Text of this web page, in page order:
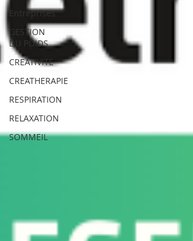
Entreprises
GESTION
DU POIDS
CREATIVITE
CREATHERAPIE
RESPIRATION
RELAXATION
SOMMEIL